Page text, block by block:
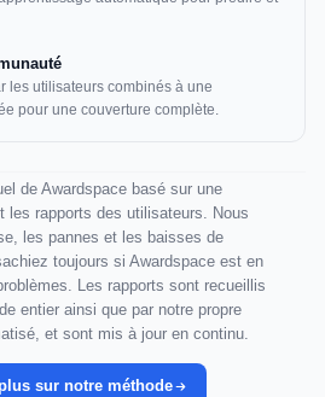
les utilisateurs combinés à une
pour une couverture complète.
de Awardspace basé sur une
les rapports des utilisateurs. Nous
les pannes et les baisses de
toujours si Awardspace est en
Les rapports sont recueillis
entier ainsi que par notre propre
et sont mis à jour en continu.
sur notre méthode